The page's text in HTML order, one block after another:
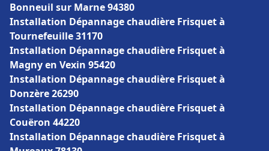
Bonneuil sur Marne 94380
Installation Dépannage chaudière Frisquet à
Tournefeuille 31170
Installation Dépannage chaudière Frisquet à
Magny en Vexin 95420
Installation Dépannage chaudière Frisquet à
Donzère 26290
Installation Dépannage chaudière Frisquet à
Couëron 44220
Installation Dépannage chaudière Frisquet à